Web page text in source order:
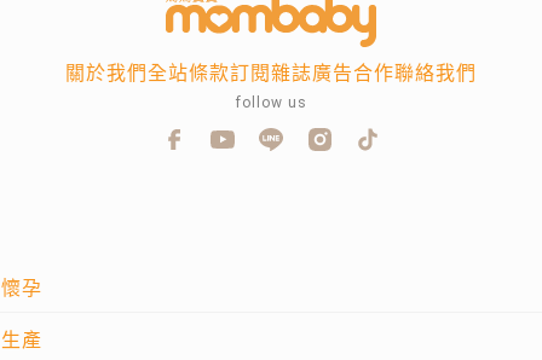
懷孕
生產
關於我們全站條款訂閱雜誌廣告合作聯絡我們
follow us